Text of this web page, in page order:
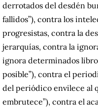
derrotados del desdén
fallidos”), contra los
progresistas, contra la
jerarquías, contra la
ignora determinados
posible”), contra el
del periódico envilece al
embrutece”), contra el